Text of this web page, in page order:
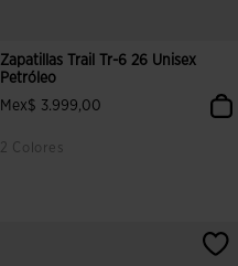
Zapatillas Trail Tr-6 26 Unisex
Petróleo
Mex$ 3.999,00
2 Colores
4.1 sobre 5 de valoración de